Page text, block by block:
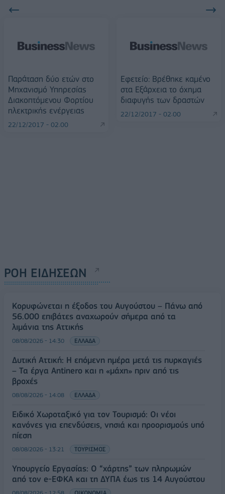
Παράταση δύο ετών στο
Μηχανισμό Υπηρεσίας
Διακοπτόμενου Φορτίου
ηλεκτρικής ενέργειας
22/12/2017 - 02:00
Εφετείο: Βρέθηκε καμένο
στα Εξάρχεια το όχημα
διαφυγής των δραστών
22/12/2017 - 02:00
ΡΟΗ ΕΙΔΗΣΕΩΝ
Κορυφώνεται η έξοδος του Αυγούστου – Πάνω από
56.000 επιβάτες αναχωρούν σήμερα από τα
λιμάνια της Αττικής
08/08/2026 - 14:30 ΕΛΛΑΔΑ
Δυτική Αττική: Η επόμενη ημέρα μετά τις πυρκαγιές
– Τα έργα Antinero και η «μάχη» πριν από τις
βροχές
08/08/2026 - 14:08 ΕΛΛΑΔΑ
Ειδικό Χωροταξικό για τον Τουρισμό: Οι νέοι
κανόνες για επενδύσεις, νησιά και προορισμούς υπό
πίεση
08/08/2026 - 13:21 ΤΟΥΡΙΣΜΟΣ
Υπουργείο Εργασίας: Ο “χάρτης” των πληρωμών
από τον e-ΕΦΚΑ και τη ΔΥΠΑ έως τις 14 Αυγούστου